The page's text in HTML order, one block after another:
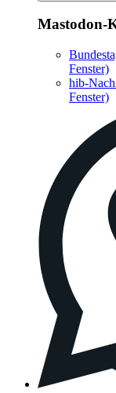
Mastodon-
Fenster)
hib-
Fenster)